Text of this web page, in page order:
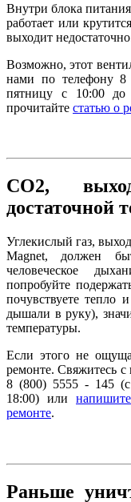
Внутри блока
работает или
выходит
Возможно, этот
нами по телефону
пятницу с 10:00
прочитайте статью о
CO2,
достаточной
Углекислый газ,
Magnet, должен
человеческое
попробуйте
почувствуете тепло
дышали в руку),
температуры.
Если этого не
ремонте. Свяжитесь
8 (800) 5555 - 145
18:00) или
ремонте.
Раньше